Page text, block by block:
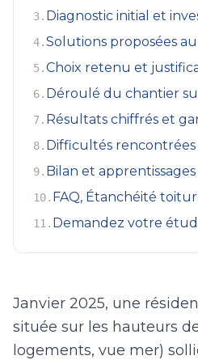
3. Diagnostic initial et
4.Solutions proposées au
5.Choix retenu et
6. Déroulé du chantier
7. Résultats chiffrés et
8. Difficultés
9. Bilan et
10. FAQ, Étanchéité
11 . Demandez votre
Janvier 2025, une
située sur les hauteurs
logements, vue mer)